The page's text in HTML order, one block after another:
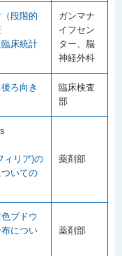
段階的
床統計
ガンマナ
イフセン
ター、脳
神経外科
ろ向き
臨床検査
部
ィリア)の
いての
薬剤部
ブドウ
につい
薬剤部